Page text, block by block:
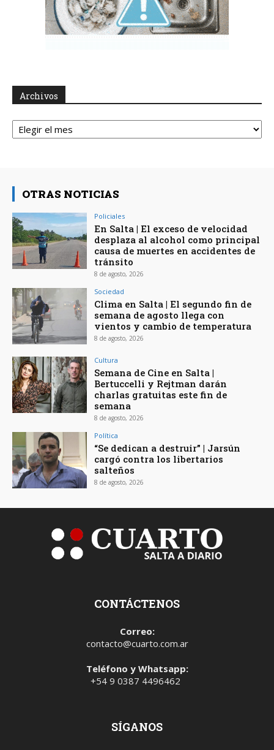
Archivos
Archivos
OTRAS NOTICIAS
Policiales
En Salta | El exceso de velocidad
desplaza al alcohol como principal
causa de muertes en accidentes de
tránsito
8 de agosto, 2026
Sociedad
Clima en Salta | El segundo fin de
semana de agosto llega con
vientos y cambio de temperatura
8 de agosto, 2026
Cultura
Semana de Cine en Salta |
Bertuccelli y Rejtman darán
charlas gratuitas este fin de
semana
8 de agosto, 2026
Política
“Se dedican a destruir” | Jarsún
cargó contra los libertarios
salteños
8 de agosto, 2026
CONTÁCTENOS
Correo:
contacto@cuarto.com.ar
Teléfono y Whatsapp:
+54 9 0387 4496462
SÍGANOS